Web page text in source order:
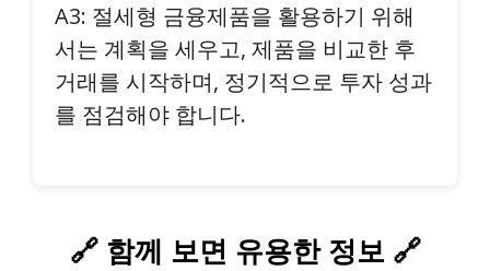
A3: 절세형 금융제품을 활용하기 위해
서는 계획을 세우고, 제품을 비교한 후
거래를 시작하며, 정기적으로 투자 성과
를 점검해야 합니다.
🔗 함께 보면 유용한 정보 🔗